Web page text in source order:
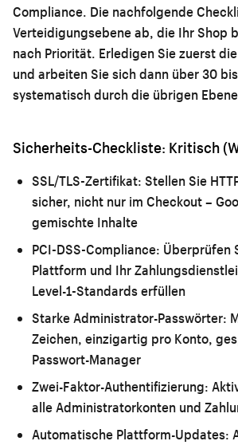
Compliance. Die nachfolgende
Verteidigungsebene ab, die Ihr Shop
nach Priorität. Erledigen Sie zuerst
und arbeiten Sie sich dann über 30
systematisch durch die übrigen
Sicherheits-Checkliste: Kritisch
SSL/TLS-Zertifikat: Stellen Sie
sicher, nicht nur im Checkout –
gemischte Inhalte
PCI-DSS-Compliance: Überprüfen
Plattform und Ihr
Level-1-Standards erfüllen
Starke Administrator-Passwörter:
Zeichen, einzigartig pro Konto,
Passwort-Manager
Zwei-Faktor-Authentifizierung:
alle Administratorkonten und
Automatische Plattform-Updates: